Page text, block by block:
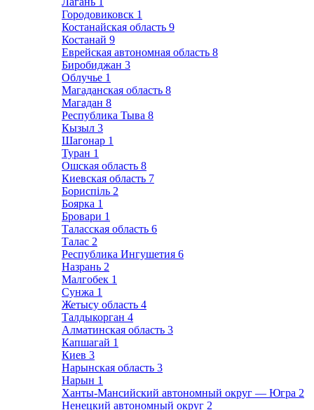
Городовиковск 1
Костанайская область 9
Костанай 9
Еврейская автономная область 8
Биробиджан 3
Облучье 1
Магаданская область 8
Магадан 8
Республика Тыва 8
Кызыл 3
Шагонар 1
Туран 1
Ошская область 8
Киевская область 7
Бориспіль 2
Боярка 1
Бровари 1
Таласская область 6
Талас 2
Республика Ингушетия 6
Назрань 2
Малгобек 1
Сунжа 1
Жетысу область 4
Талдыкорган 4
Алматинская область 3
Капшагай 1
Киев 3
Нарынская область 3
Нарын 1
Ханты-Мансийский автономный округ — Югра 2
Ненецкий автономный округ 2